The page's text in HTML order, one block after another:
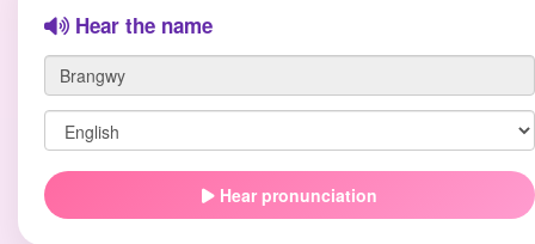
Hear the name
Hear pronunciation